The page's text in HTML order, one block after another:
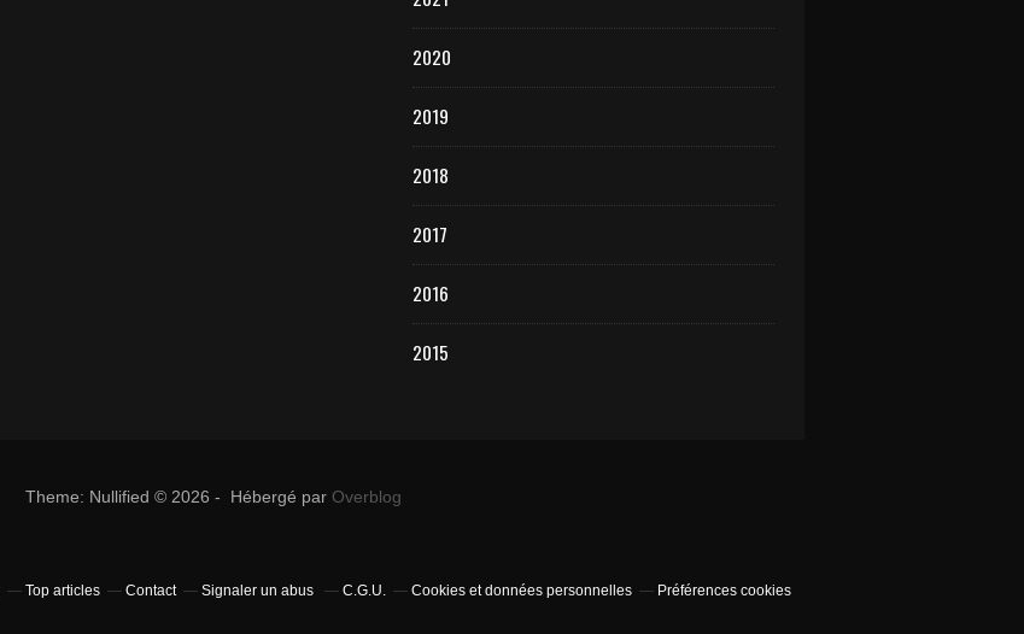
2020
2019
2018
2017
2016
2015
Theme: Nullified © 2026 - Hébergé par Overblog
Top articles Contact Signaler un abus C.G.U. Cookies et données personnelles Préférences cookies